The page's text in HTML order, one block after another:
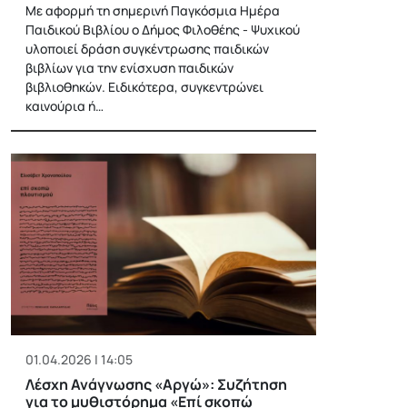
Με αφορμή τη σημερινή Παγκόσμια Ημέρα
Παιδικού Βιβλίου ο Δήμος Φιλοθέης - Ψυχικού
υλοποιεί δράση συγκέντρωσης παιδικών
βιβλίων για την ενίσχυση παιδικών
βιβλιοθηκών. Ειδικότερα, συγκεντρώνει
καινούρια ή…
01.04.2026 | 14:05
Λέσχη Ανάγνωσης «Αργώ»: Συζήτηση
για το μυθιστόρημα «Επί σκοπώ